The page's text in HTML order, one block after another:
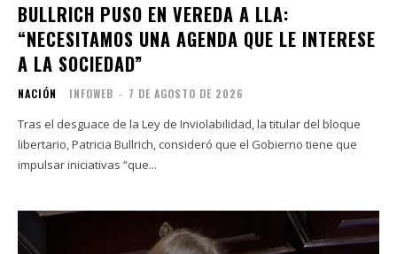
BULLRICH PUSO EN VEREDA A LLA:
“NECESITAMOS UNA AGENDA QUE LE INTERESE
A LA SOCIEDAD”
NACIÓN INFOWEB - 7 DE AGOSTO DE 2026
Tras el desguace de la Ley de Inviolabilidad, la titular del bloque
libertario, Patricia Bullrich, consideró que el Gobierno tiene que
impulsar iniciativas “que...